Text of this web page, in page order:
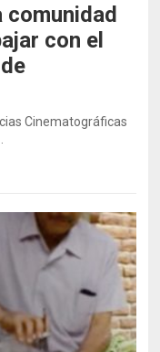
comunidad
con el
Cinematográficas